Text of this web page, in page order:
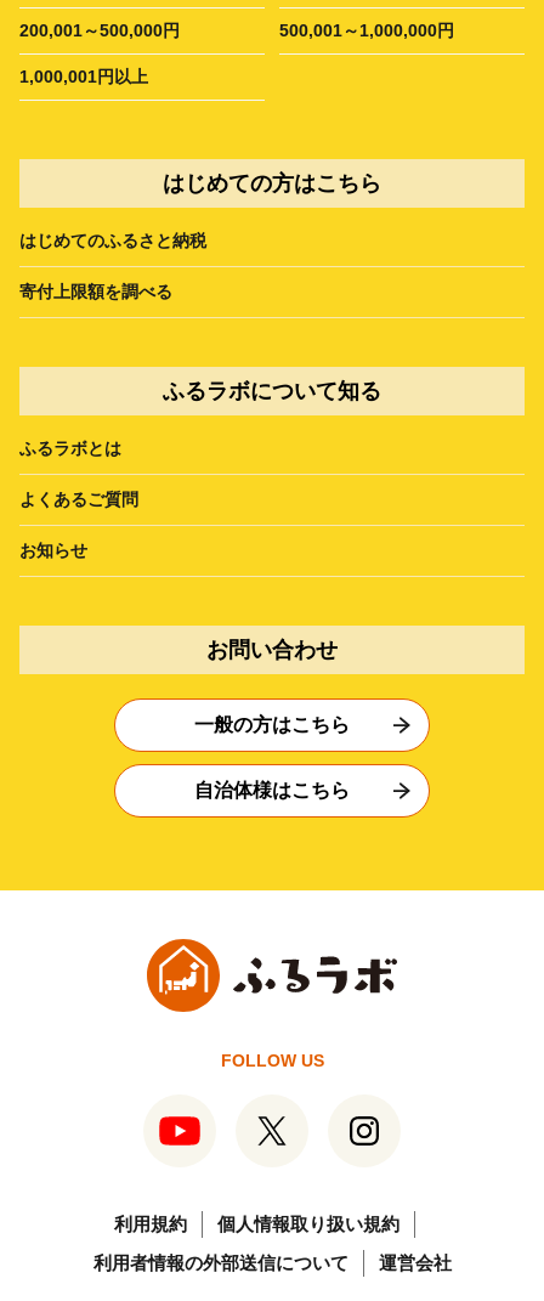
200,001～500,000円 500,001～1,000,000円
1,000,001円以上
はじめての方はこちら
はじめてのふるさと納税
寄付上限額を調べる
ふるラボについて知る
ふるラボとは
よくあるご質問
お知らせ
お問い合わせ
一般の方はこちら
自治体様はこちら
FOLLOW US
利用規約
個人情報取り扱い規約
利用者情報の外部送信について
運営会社